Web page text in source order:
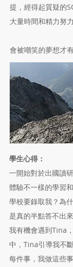
提，經得起質疑的
大量時間和精力努
會被嘲笑的夢想才
學生心得：
一開始對於出國讀
體驗不一樣的學習
學校要錄取我？為
是真的半點答不出
我有機會遇到Tina
中，Tina引導我不
每件事，我做這些